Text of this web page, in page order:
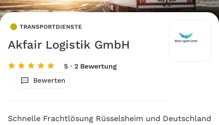
TRANSPORTDIENSTE
Akfair Logistik GmbH
5 · 2 Bewertung
Bewerten
Schnelle Frachtlösung Rüsselsheim und Deutschland